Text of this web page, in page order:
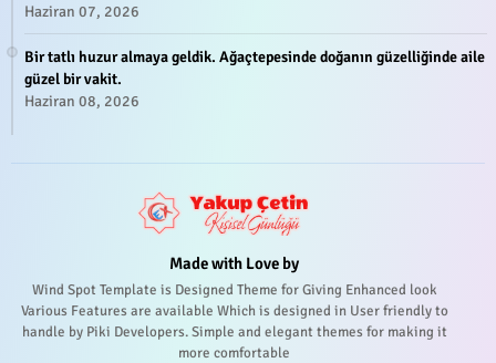
Haziran 07, 2026
Bir tatlı huzur almaya geldik. Ağaçtepesinde doğanın güzelliğinde aile
güzel bir vakit.
Haziran 08, 2026
Made with Love by
Wind Spot Template is Designed Theme for Giving Enhanced look
Various Features are available Which is designed in User friendly to
handle by Piki Developers. Simple and elegant themes for making it
more comfortable